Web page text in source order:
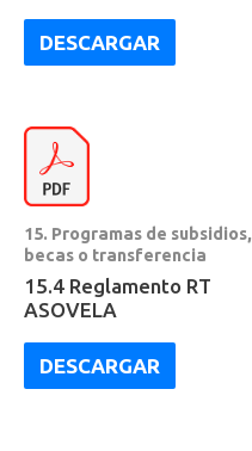
DESCARGAR
15. Programas de subsidios,
becas o transferencia
15.4 Reglamento RT
ASOVELA
DESCARGAR